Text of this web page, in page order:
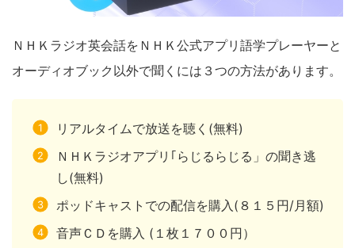
ＮＨＫラジオ英会話をＮＨＫ公式アプリ語学プレーヤーと
オーディオブック以外で聞くには３つの方法があります。
リアルタイムで放送を聴く(無料)
ＮＨＫラジオアプリ｢らじるらじる」の聞き逃
し(無料)
ポッドキャストでの配信を購入(８１５円/月額)
音声ＣＤを購入 (１枚１７００円）